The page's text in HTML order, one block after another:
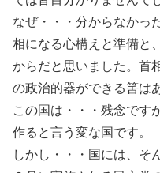
なぜ・・・分からなかっ
相になる心構えと準備と
からだと思いました。首
の政治的器ができる筈は
この国は・・・残念です
作ると言う変な国です。
しかし・・・国には、そ